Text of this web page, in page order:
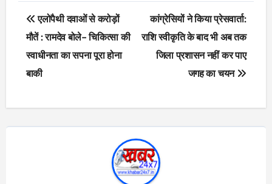
Post
navigation
एलोपैथी दवाओं से करोड़ों
मौतें : रामदेव बोले- चिकित्सा की
स्वाधीनता का सपना पूरा होना
बाकी
कांग्रेसियों ने किया प्रेसवार्ता:
राशि स्वीकृति के बाद भी अब तक
जिला प्रशासन नहीं कर पाए
जगह का चयन